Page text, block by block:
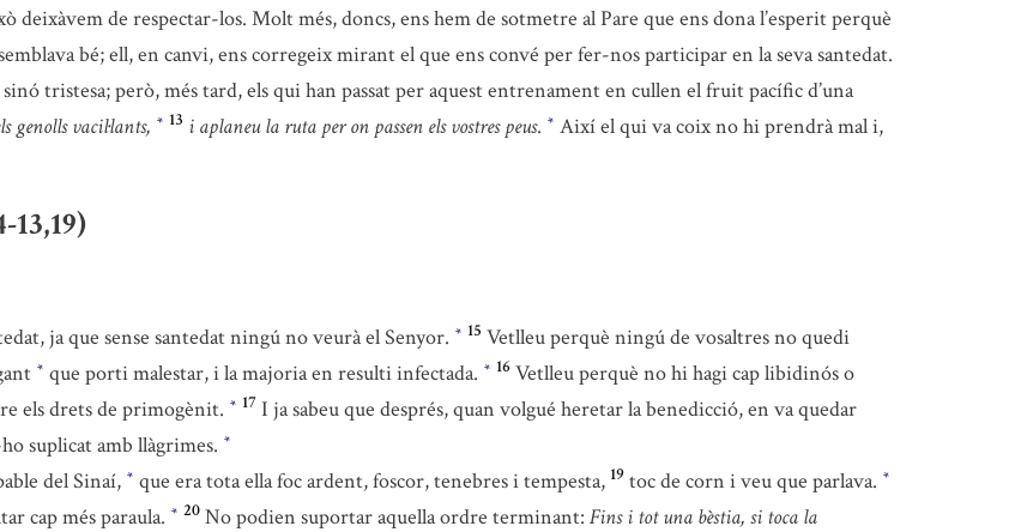
deixàvem de respectar-los. Molt més, doncs, ens hem de sotmetre al Pare que ens dona l’esperit perquè
bé; ell, en canvi, ens corregeix mirant el que ens convé per fer-nos participar en la seva santedat.
tristesa; però, més tard, els qui han passat per aquest entrenament en cullen el fruit pacífic d’una
genolls vacil·lants, * 13 i aplaneu la ruta per on passen els vostres peus. * Així el qui va coix no hi prendrà mal i,
ja que sense santedat ningú no veurà el Senyor. * 15 Vetlleu perquè ningú de vosaltres no quedi
* que porti malestar, i la majoria en resulti infectada. * 16 Vetlleu perquè no hi hagi cap libidinós o
els drets de primogènit. * 17 I ja sabeu que després, quan volgué heretar la benedicció, en va quedar
suplicat amb llàgrimes. *
del Sinaí, * que era tota ella foc ardent, foscor, tenebres i tempesta, 19 toc de corn i veu que parlava. *
cap més paraula. * 20 No podien suportar aquella ordre terminant: Fins i tot una bèstia, si toca la